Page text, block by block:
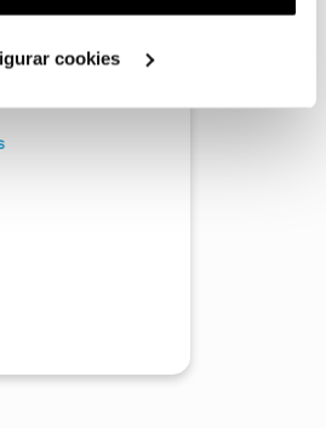
em "Configurar
cookies
de junho